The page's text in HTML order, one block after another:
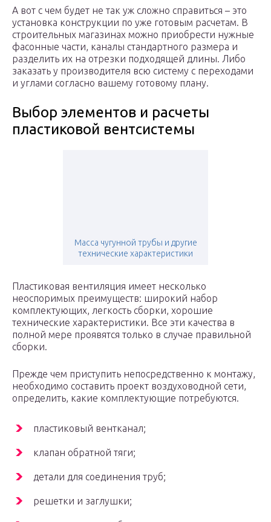
А вот с чем будет не так уж сложно справиться – это
установка конструкции по уже готовым расчетам. В
строительных магазинах можно приобрести нужные
фасонные части, каналы стандартного размера и
разделить их на отрезки подходящей длины. Либо
заказать у производителя всю систему с переходами
и углами согласно вашему готовому плану.
Выбор элементов и расчеты
пластиковой вентсистемы
Масса чугунной трубы и другие
технические характеристики
Пластиковая вентиляция имеет несколько
неоспоримых преимуществ: широкий набор
комплектующих, легкость сборки, хорошие
технические характеристики. Все эти качества в
полной мере проявятся только в случае правильной
сборки.
Прежде чем приступить непосредственно к монтажу,
необходимо составить проект воздуховодной сети,
определить, какие комплектующие потребуются.
пластиковый вентканал;
клапан обратной тяги;
детали для соединения труб;
решетки и заглушки;